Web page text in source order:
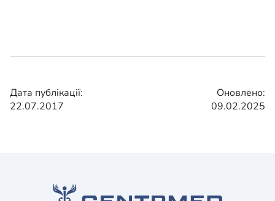
Дата публікації:
22.07.2017
Оновлено:
09.02.2025